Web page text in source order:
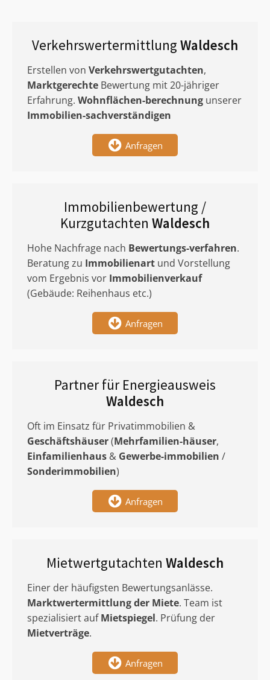
Verkehrswertermittlung Waldesch
Erstellen von Verkehrswertgutachten,
Marktgerechte Bewertung mit 20-jähriger
Erfahrung. Wohnflächen-berechnung unserer
Immobilien-sachverständigen
Anfragen
Immobilienbewertung /
Kurzgutachten Waldesch
Hohe Nachfrage nach Bewertungs-verfahren.
Beratung zu Immobilienart und Vorstellung
vom Ergebnis vor Immobilienverkauf
(Gebäude: Reihenhaus etc.)
Anfragen
Partner für Energieausweis
Waldesch
Oft im Einsatz für Privatimmobilien &
Geschäftshäuser(Mehrfamilien-häuser,
Einfamilienhaus & Gewerbe-immobilien /
Sonderimmobilien)
Anfragen
Mietwertgutachten Waldesch
Einer der häufigsten Bewertungsanlässe.
Marktwertermittlungder Miete. Team ist
spezialisiert aufMietspiegel. Prüfung der
Mietverträge.
Anfragen